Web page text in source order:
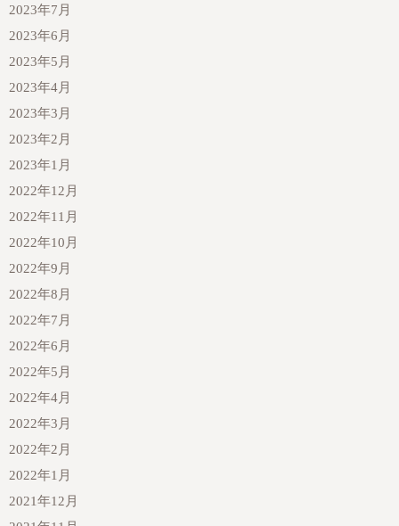
2023年7月
2023年6月
2023年5月
2023年4月
2023年3月
2023年2月
2023年1月
2022年12月
2022年11月
2022年10月
2022年9月
2022年8月
2022年7月
2022年6月
2022年5月
2022年4月
2022年3月
2022年2月
2022年1月
2021年12月